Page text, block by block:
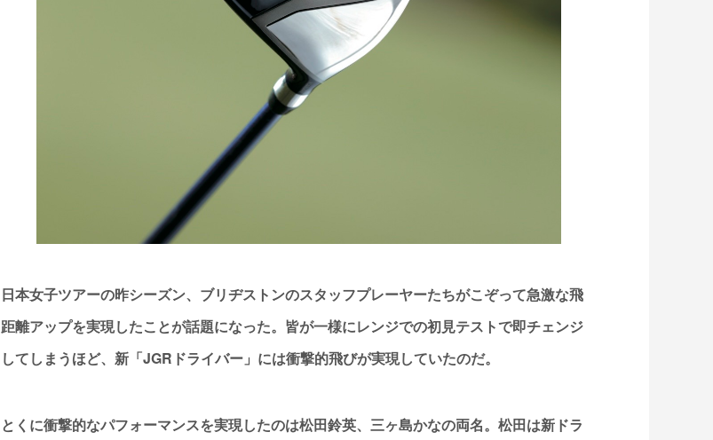
日本女子ツアーの昨シーズン、ブリヂストンのスタッフプレーヤーたちがこぞって急激な飛
距離アップを実現したことが話題になった。皆が一様にレンジでの初見テストで即チェンジ
してしまうほど、新「JGRドライバー」には衝撃的飛びが実現していたのだ。
とくに衝撃的なパフォーマンスを実現したのは松田鈴英、三ヶ島かなの両名。松田は新ドラ